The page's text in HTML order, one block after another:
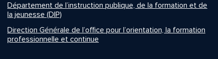
Département de l’instruction publique, de la formation et de
la jeunesse (DIP)
Direction Générale de l’office pour l’orientation, la formation
professionnelle et continue